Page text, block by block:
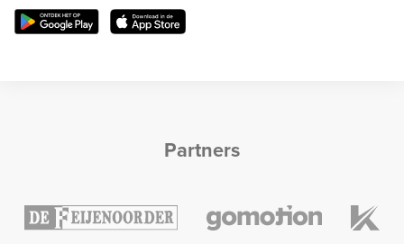
Partners